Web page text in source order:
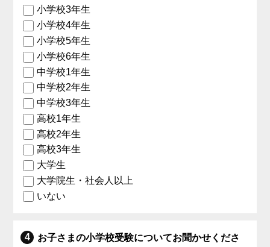
小学校3年生
小学校4年生
小学校5年生
小学校6年生
中学校1年生
中学校2年生
中学校3年生
高校1年生
高校2年生
高校3年生
大学生
大学院生・社会人以上
いない
お子さまの小学校受験についてお聞かせくださ